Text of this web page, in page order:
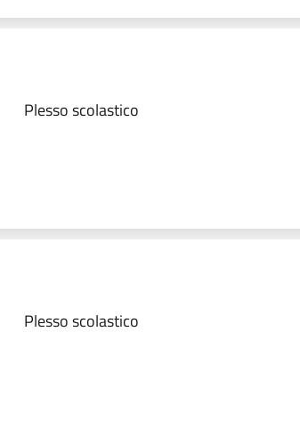
Plesso scolastico
Plesso scolastico